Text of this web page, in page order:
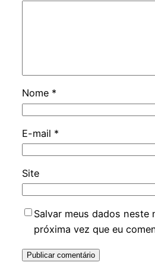
Nome *
E-mail *
Site
Salvar meus dados neste
próxima vez que eu